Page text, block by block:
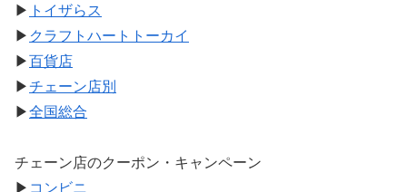
▶ トイザらス
▶ クラフトハートトーカイ
▶百貨店
▶チェーン店別
▶全国総合
チェーン店のクーポン・キャンペーン
▶ コンビニ